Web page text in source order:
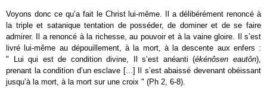
Voyons donc ce qu’a fait le Christ lui-même. Il a délibérément renoncé à
la triple et satanique tentation de posséder, de dominer et de se faire
admirer. Il a renoncé à la richesse, au pouvoir et à la vaine gloire. Il s’est
livré lui-même au dépouillement, à la mort, à la descente aux enfers :
" Lui qui est de condition divine, Il s’est anéanti (ékénôsen eautôn),
prenant la condition d’un esclave [...] Il s’est abaissé devenant obéissant
jusqu’à la mort, à la mort sur une croix " (Ph 2, 6-8).